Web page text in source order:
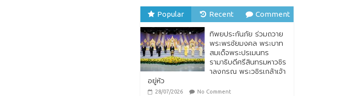
สัญลักษณ์ “Thailand Best Local Food”
ทิพยประกันภัย ร่วมถวาย
พระพรชัยมงคล พระบาท
สมเด็จพระปรเมนทร
รามาธิบดีศรีสินทรมหาวชิร
อยู่หัว
Popular Recent Comment
ทิพยประกันภัย ร่วมถวาย
พระพรชัยมงคล พระบาท
สมเด็จพระปรเมนทร
รามาธิบดีศรีสินทรมหาวชิร
าลงกรณ พระวชิรเกล้าเจ้า
อยู่หัว
28/07/2026 No Comment